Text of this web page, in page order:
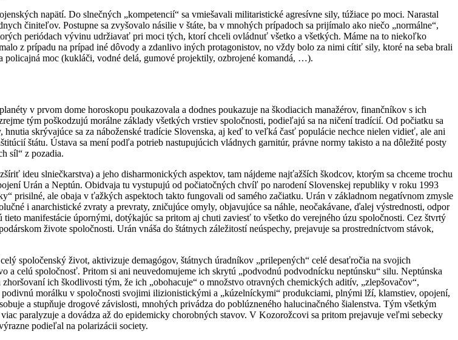
napätí. Do slnečných „kompetencií“ sa vmiešavali militaristické agresívne sily, túžiace po moci. Narastal
činiteľov. Postupne sa zvyšovalo násilie v štáte, ba v mnohých prípadoch sa prijímalo ako niečo „normálne“,
periódach vývinu udržiavať pri moci tých, ktorí chceli ovládnuť všetko a všetkých. Máme na to niekoľko
z prípadu na prípad iné dôvody a zdanlivo iných protagonistov, no vždy bolo za nimi cítiť sily, ktoré na seba brali
policajná moc (kukláči, vodné delá, gumové projektily, ozbrojené komandá, …).
v prvom dome horoskopu poukazovala a dodnes poukazuje na škodiacich manažérov, finančníkov s ich
tým poškodzujú morálne základy všetkých vrstiev spoločnosti, podieľajú sa na ničení tradícií. Od počiatku sa
skrývajúce sa za náboženské tradície Slovenska, aj keď to veľká časť populácie nechce nielen vidieť, ale ani
štátu. Ústava sa mení podľa potrieb nastupujúcich vládnych garnitúr, právne normy takisto a na dôležité posty
síl“ z pozadia.
ideu slniečkarstva) a jeho disharmonických aspektov, tam nájdeme najťažších škodcov, ktorým sa chceme trochu
Urán a Neptún. Obidvaja tu vystupujú od počiatočných chvíľ po narodení Slovenskej republiky v roku 1993
prisilné, ale obaja v ťažkých aspektoch takto fungovali od samého začiatku. Urán v základnom negatívnom zmysle
i anarchistické zvraty a prevraty, zničujúce omyly, objavujúce sa náhle, neočakávane, ďalej výstrednosti, odpor
manifestácie úpornými, dotýkajúc sa pritom aj chuti zaviesť to všetko do verejného úzu spoločnosti. Cez štvrtý
živote spoločnosti. Urán vnáša do štátnych záležitostí neúspechy, prejavuje sa prostredníctvom stávok,
spoločenský život, aktivizuje demagógov, štátnych úradníkov „prilepených“ celé desaťročia na svojich
celú spoločnosť. Pritom si ani neuvedomujeme ich skrytú „podvodnú podvodnícku neptúnsku“ silu. Neptúnska
ich škodlivosti tým, že ich „obohacuje“ o množstvo otravných chemických aditív, „zlepšovačov“,
morálku v spoločnosti svojimi ilizionistickými a „kúzelníckymi“ produkciami, plnými lží, klamstiev, opojení,
a stupňuje drogové závislosti, mnohých privádza do poblúzneného halucinačného šialenstva. Tým všetkým
paralyzuje a dovádza až do epidemicky chorobných stavov. V Kozorožcovi sa pritom prejavuje veľmi sebecky
podieľal na polarizácii society.